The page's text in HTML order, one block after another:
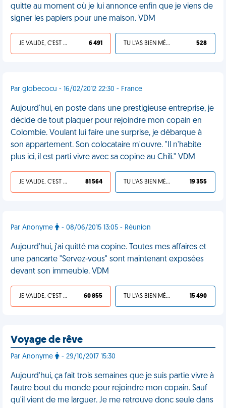
quitte au moment où je lui annonce enfin que je viens de
signer les papiers pour une maison. VDM
JE VALIDE, C'EST UNE VDM 6 491 TU L'AS BIEN MÉRITÉ 528
Par globecocu - 16/02/2012 22:30 - France
Aujourd'hui, en poste dans une prestigieuse entreprise, je
décide de tout plaquer pour rejoindre mon copain en
Colombie. Voulant lui faire une surprise, je débarque à
son appartement. Son colocataire m'ouvre. "Il n'habite
plus ici, il est parti vivre avec sa copine au Chili." VDM
JE VALIDE, C'EST UNE VDM 81 564 TU L'AS BIEN MÉRITÉ 19 355
Par Anonyme - 08/06/2015 13:05 - Réunion
Aujourd'hui, j'ai quitté ma copine. Toutes mes affaires et
une pancarte "Servez-vous" sont maintenant exposées
devant son immeuble. VDM
JE VALIDE, C'EST UNE VDM 60 855 TU L'AS BIEN MÉRITÉ 15 490
Voyage de rêve
Par Anonyme - 29/10/2017 15:30
Aujourd'hui, ça fait trois semaines que je suis partie vivre à
l'autre bout du monde pour rejoindre mon copain. Sauf
qu'il vient de me larguer. Je me retrouve donc seule dans